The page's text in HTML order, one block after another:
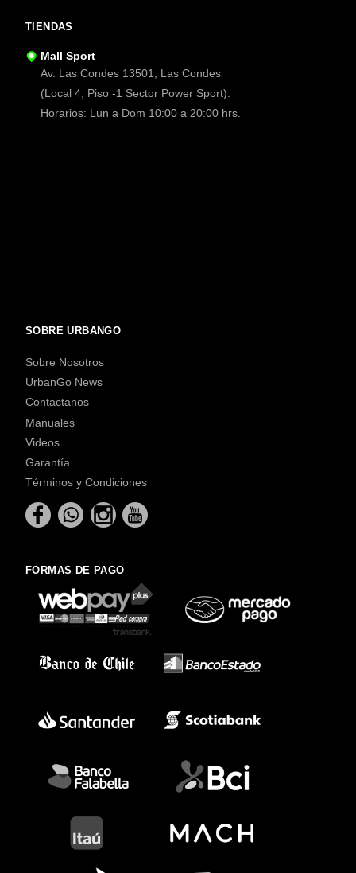
TIENDAS
Mall Sport
Av. Las Condes 13501, Las Condes
(Local 4, Piso -1 Sector Power Sport).
Horarios: Lun a Dom 10:00 a 20:00 hrs.
SOBRE URBANGO
Sobre Nosotros
UrbanGo News
Contactanos
Manuales
Videos
Garantía
Términos y Condiciones
FORMAS DE PAGO